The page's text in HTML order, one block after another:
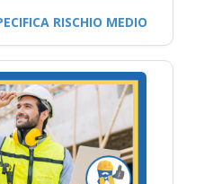
RISCHIO MEDIO